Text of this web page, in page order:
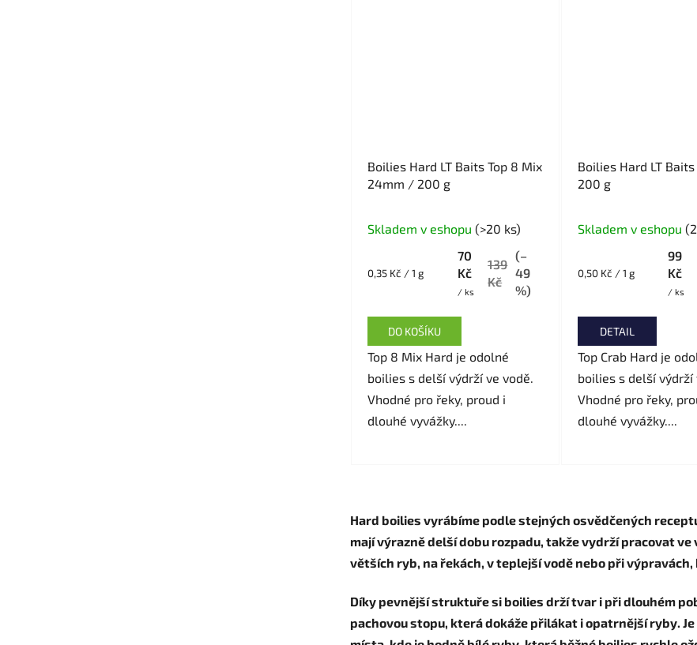
Boilies Hard LT Baits Top 8 Mix
24mm / 200 g
Skladem v eshopu (>20 ks)
70
Kč
/ ks
139
Kč
(–
49
%)
Měrná
0,35 Kč / 1 g
DO KOŠÍKU
Top 8 Mix Hard je odolné
boilies s delší výdrží ve vodě.
Vhodné pro řeky, proud i
dlouhé vyvážky....
Boilies Hard LT Baits
200 g
Skladem v eshopu
99
Kč
/ ks
Měrná
0,50 Kč / 1 g
DETAIL
Top Crab Hard je
boilies s delší výdrží
Vhodné pro řeky,
dlouhé vyvážky....
l
á
d
í
p
Hard boilies vyrábíme podle stejných osvědčených
mají výrazně delší dobu rozpadu, takže vydrží pracovat ve
větších ryb, na řekách, v teplejší vodě nebo při
Díky pevnější struktuře si boilies drží tvar i při dlouhém
pachovou stopu, která dokáže přilákat i opatrnější ryby.